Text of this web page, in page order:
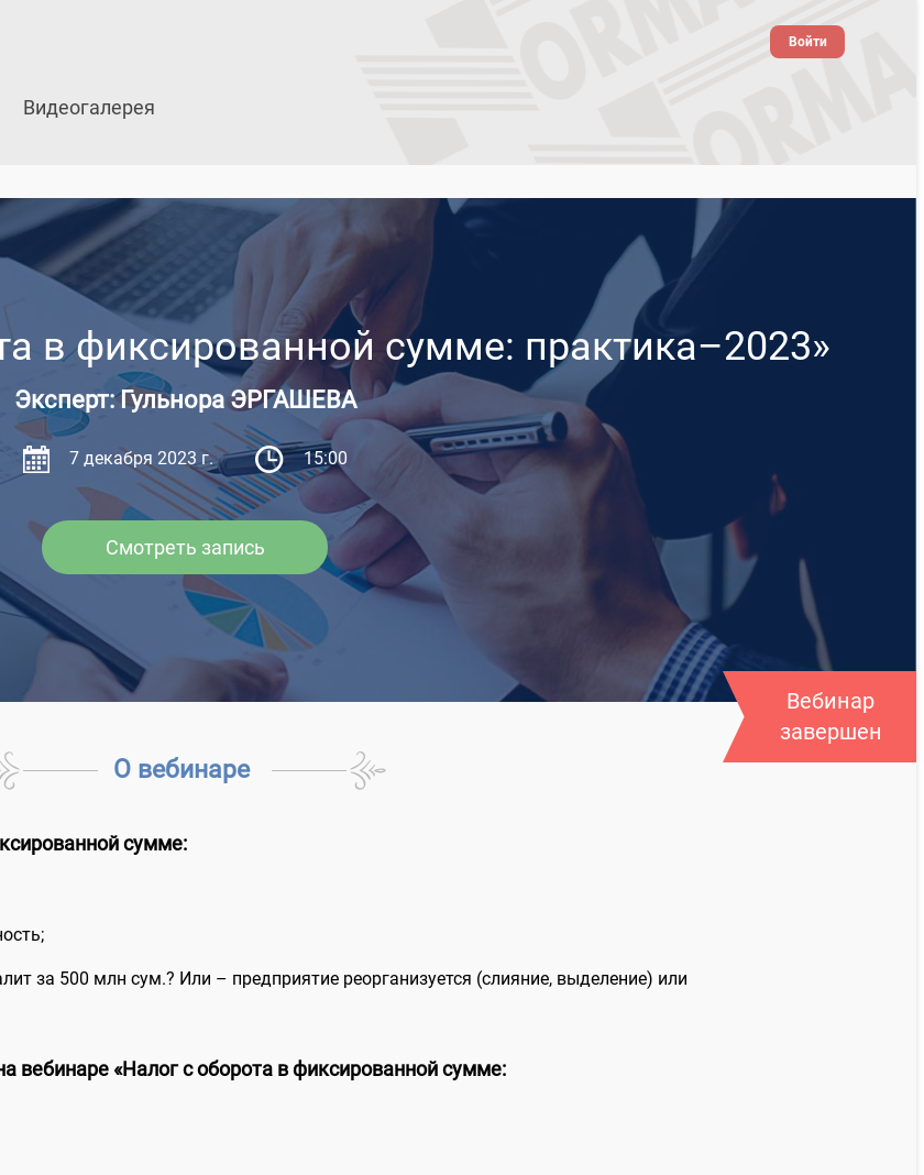
Видеогалерея
Войти
в фиксированной сумме: практика–2023»
Эксперт: Гульнора ЭРГАШЕВА
7 декабря 2023 г. 15:00
Смотреть запись
Вебинар
завершен
О вебинаре
сумме:
за 500 млн сум.? Или – предприятие реорганизуется (слияние, выделение) или
вебинаре «Налог с оборота в фиксированной сумме: